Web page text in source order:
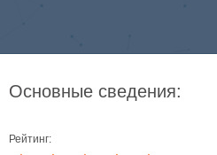
Основные сведения:
Рейтинг: